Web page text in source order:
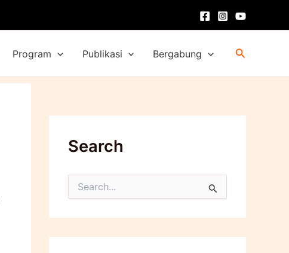
Program Publikasi Bergabung Cari
Search
a
u